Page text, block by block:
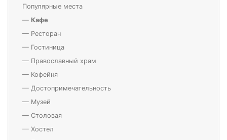
Популярные места
— Кафе
— Ресторан
— Гостиница
— Православный храм
— Кофейня
— Достопримечательность
— Музей
— Столовая
— Хостел